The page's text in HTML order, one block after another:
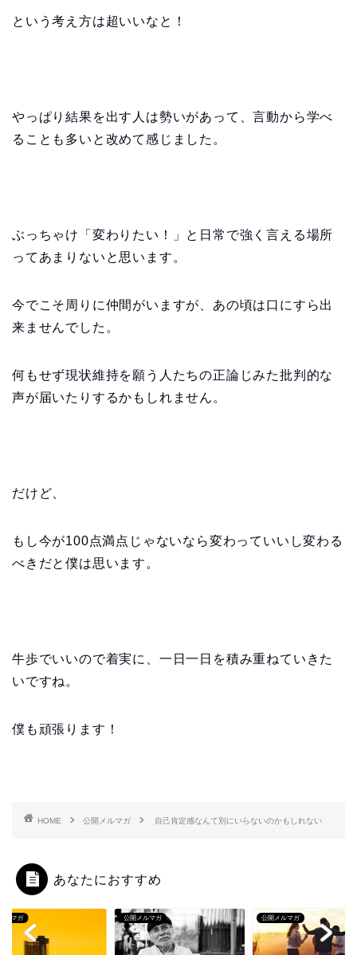
という考え方は超いいなと！
やっぱり結果を出す人は勢いがあって、言動から学べ
ることも多いと改めて感じました。
ぶっちゃけ「変わりたい！」と日常で強く言える場所
ってあまりないと思います。
今でこそ周りに仲間がいますが、あの頃は口にすら出
来ませんでした。
何もせず現状維持を願う人たちの正論じみた批判的な
声が届いたりするかもしれません。
だけど、
もし今が100点満点じゃないなら変わっていいし変わる
べきだと僕は思います。
牛歩でいいので着実に、一日一日を積み重ねていきた
いですね。
僕も頑張ります！
HOME 公開メルマガ 自己肯定感なんて別にいらないのかもしれない
あなたにおすすめ
ルマガ 公開メルマガ 公開メルマガ